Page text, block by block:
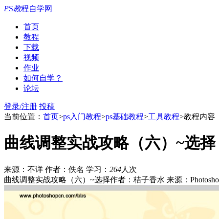
PS教程自学网
首页
教程
下载
视频
作业
如何自学？
论坛
登录/注册 投稿
当前位置： 首页>ps入门教程>ps基础教程>工具教程>教程内容
曲线调整实战攻略（六）~选择
来源：不详 作者：佚名 学习： 264人次
曲线调整实战攻略（六）~选择作者：桔子香水 来源：